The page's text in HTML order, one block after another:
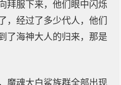
拜服下来，他们眼中闪烁
，经过了多少代人，他们
了海神大人的归来，那是
魔魂大白鲨族群全部出现